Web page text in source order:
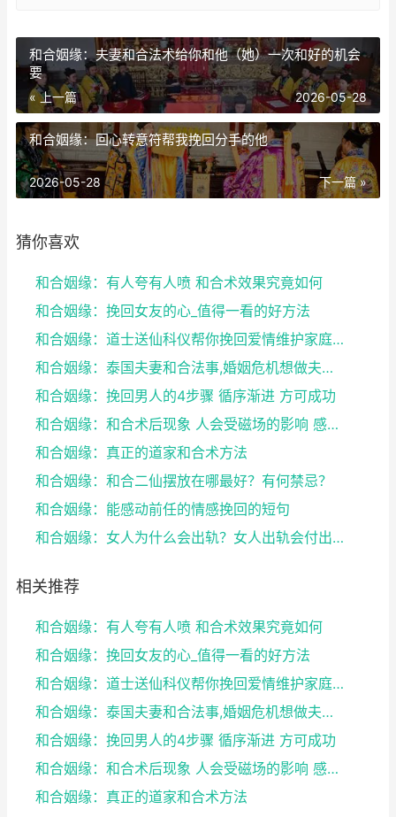
和合姻缘：夫妻和合法术给你和他（她）一次和好的机会
要
« 上一篇 2026-05-28
和合姻缘：回心转意符帮我挽回分手的他
下一篇 »
2026-05-28
猜你喜欢
和合姻缘：有人夸有人喷 和合术效果究竟如何
和合姻缘：挽回女友的心_值得一看的好方法
和合姻缘：道士送仙科仪帮你挽回爱情维护家庭完整
和合姻缘：泰国夫妻和合法事,婚姻危机想做夫妻和合法...
和合姻缘：挽回男人的4步骤 循序渐进 方可成功
和合姻缘：和合术后现象 人会受磁场的影响 感到头晕...
和合姻缘：真正的道家和合术方法
和合姻缘：和合二仙摆放在哪最好？有何禁忌？
和合姻缘：能感动前任的情感挽回的短句
和合姻缘：女人为什么会出轨？女人出轨会付出感情吗？
相关推荐
和合姻缘：有人夸有人喷 和合术效果究竟如何
和合姻缘：挽回女友的心_值得一看的好方法
和合姻缘：道士送仙科仪帮你挽回爱情维护家庭完整
和合姻缘：泰国夫妻和合法事,婚姻危机想做夫妻和合法...
和合姻缘：挽回男人的4步骤 循序渐进 方可成功
和合姻缘：和合术后现象 人会受磁场的影响 感到头晕...
和合姻缘：真正的道家和合术方法